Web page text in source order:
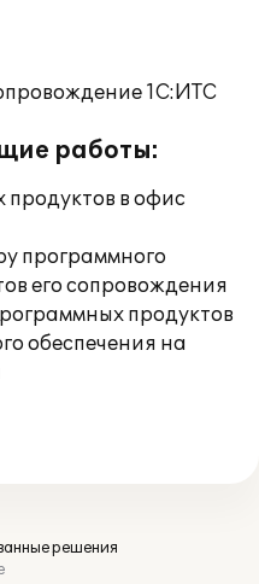
1С:ИТС
работы:
в офис
программного
его сопровождения
продуктов
обеспечения на
решения